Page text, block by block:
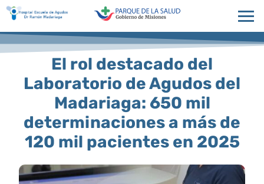
El rol destacado del
Laboratorio de Agudos del
Madariaga: 650 mil
determinaciones a más de
120 mil pacientes en 2025